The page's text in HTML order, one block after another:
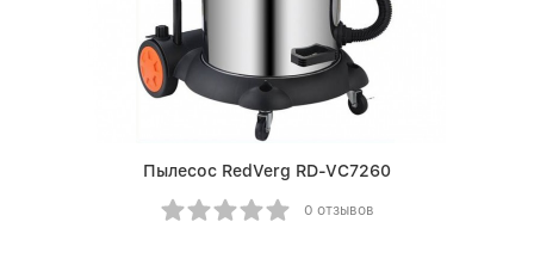
Пылесос RedVerg RD-VC7260
0 отзывов